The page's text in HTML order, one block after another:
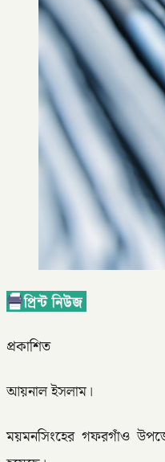
প্রকাশিত
আয়নাল ইসলাম।
ময়মনসিংহের গফরগাঁও